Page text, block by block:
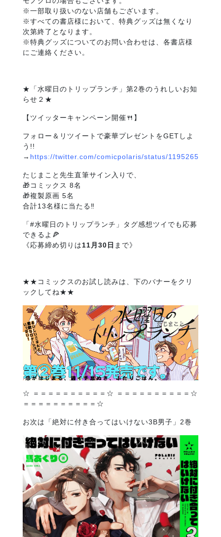
※一部取り扱いのない店舗もございます。
※すべての書店様において、特典グッズは無くなり
次第終了となります。
※特典グッズについてのお問い合わせは、各書店様
にご連絡ください。
★「水曜日のトリップランチ」第2巻のうれしいお知
らせ２★
【ツイッターキャンペーン開催🍴】
フォロー＆リツイートで豪華プレゼントをGETしよ
う!!
→ https://twitter.com/comicpolaris/status/
たじまこと先生直筆サイン入りで、
🎁コミックス 8名
🎁複製原画 5名
合計13名様に当たる‼️
「#水曜日のトリップランチ」タグ感想ツイでも応募
できるよ🍕
《応募締め切りは11月30日 まで》
★★コミックスのお試し読みは、下のバナーをクリ
ックしてね★★
☆ ＝＝＝＝＝＝＝＝＝＝☆ ＝＝＝＝＝＝＝＝＝＝☆
＝＝＝＝＝＝＝＝＝＝☆
お次は「絶対に付き合ってはいけない3B男子」2巻